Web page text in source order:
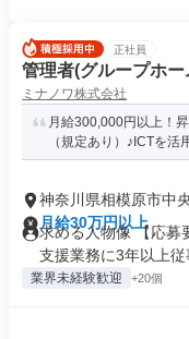
正社員
管理者(グループホー
ミナノワ株式会社
月給300,000円以上！
（規定あり）♪ICTを活
神奈川県相模原市中
月給30万円以上
求める人物像 【応募
支援業務に3年以上従
業界未経験歓迎 +20個